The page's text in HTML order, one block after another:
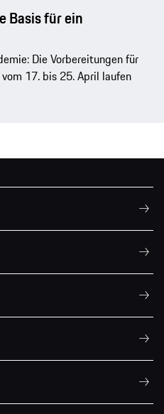
Basis für ein
Die Vorbereitungen für
17. bis 25. April laufen